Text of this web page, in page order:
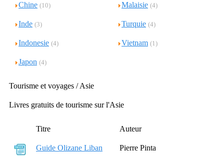
Chine (10) Malaisie (4)
Inde (3) Turquie (4)
Indonesie (4) Vietnam (1)
Japon (4)
Tourisme et voyages / Asie
Livres gratuits de tourisme sur l'Asie
Titre Auteur
Guide Olizane Liban Pierre Pinta